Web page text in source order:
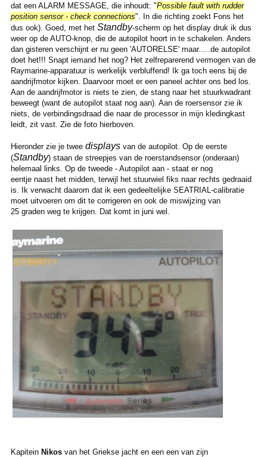
dat een ALARM MESSAGE, die inhoudt: "Possible fault with rudder
position sensor - check connections". In die richting zoekt Fons het
dus ook). Goed, met het Standby-scherm op het display druk ik dus
weer op de AUTO-knop, die de autopilot hoort in te schakelen. Anders
dan gisteren verschijnt er nu geen 'AUTORELSE' maar.....de autopilot
doet het!!! Snapt iemand het nog? Het zelfreparerend vermogen van de
Raymarine-apparatuur is werkelijk verbluffend! Ik ga toch eens bij de
aandrijfmotor kijken. Daarvoor moet er een paneel achter ons bed los.
Aan de aandrijfmotor is niets te zien, de stang naar het stuurkwadrant
beweegt (want de autopilot staat nog aan). Aan de roersensor zie ik
niets, de verbindingsdraad die naar de processor in mijn kledingkast
leidt, zit vast. Zie de foto hierboven.
Hieronder zie je twee displaysvan de autopilot. Op de eerste
(Standby) staan de streepjes van de roerstandsensor (onderaan)
helemaal links. Op de tweede - Autopilot aan - staat er nog
eentje naast het midden, terwijl het stuurwiel fiks naar rechts gedraaid
is. Ik verwacht daarom dat ik een gedeeltelijke SEATRIAL-calibratie
moet uitvoeren om dit te corrigeren en ook de miswijzing van
25 graden weg te krijgen. Dat komt in juni wel.
Kapitein Nikosvan het Griekse jacht en een een van zijn